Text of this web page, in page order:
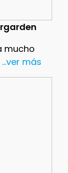
mucho
...ver más